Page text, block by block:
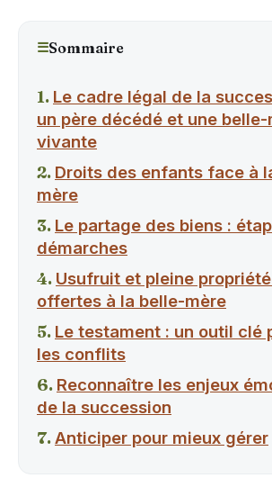
☰Sommaire
Le cadre légal de la
un père décédé et une belle-
vivante
Droits des enfants face à
mère
Le partage des biens :
démarches
Usufruit et pleine
offertes à la belle-mère
Le testament : un outil clé
les conflits
Reconnaître les enjeux
de la succession
Anticiper pour mieux gérer